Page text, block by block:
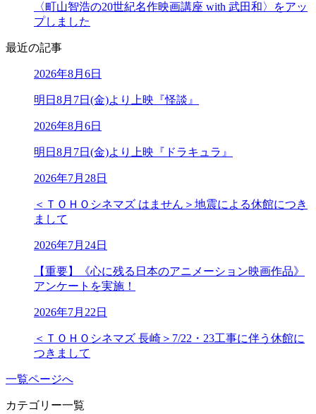
〈町山智浩の20世紀名作映画講座 with 武田和〉をアッ
プしました
最近の記事
2026年8月6日
明日8月7日(金)より上映『怪談』
2026年8月6日
明日8月7日(金)より上映『ドラキュラ』
2026年7月28日
＜ＴＯＨＯシネマズ はません＞地震による休館につき
まして
2026年7月24日
【重要】《心に残る日本のアニメーション映画作品》
アンケートを実施！
2026年7月22日
＜ＴＯＨＯシネマズ 長崎＞7/22・23工事に伴う休館に
つきまして
一覧ページへ
カテゴリー一覧